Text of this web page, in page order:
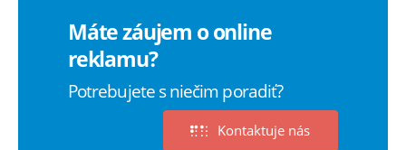
Máte záujem o online
reklamu?
Potrebujete s niečim poradiť?
Kontaktuje nás